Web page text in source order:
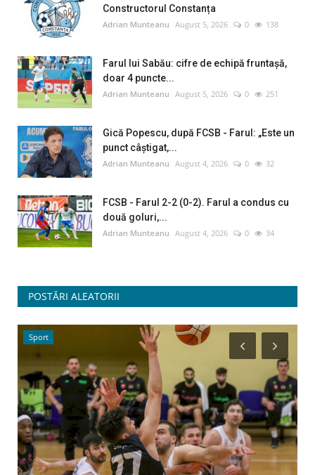
Constructorul Constanța
Adrian Munteanu August 5, 2026 0 138
Farul lui Sabău: cifre de echipă fruntașă,
doar 4 puncte...
Adrian Munteanu August 5, 2026 0 251
Gică Popescu, după FCSB - Farul: „Este un
punct câștigat,...
Adrian Munteanu August 4, 2026 0 32
FCSB - Farul 2-2 (0-2). Farul a condus cu
două goluri,...
Adrian Munteanu August 4, 2026 0 34
POSTĂRI ALEATORII
Sport